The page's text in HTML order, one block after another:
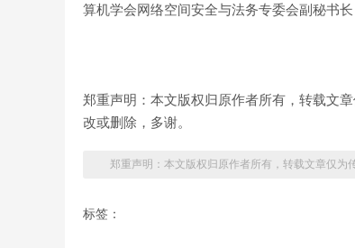
算机学会网络空间安全与法务专委会副秘书
郑重声明：本文版权归原作者所有，转载文
改或删除，多谢。
郑重声明：本文版权归原作者所有，转载文章仅为
标签：